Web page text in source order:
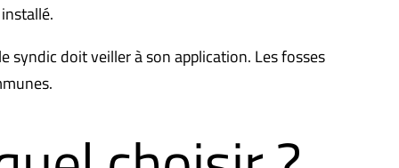
syndic doit veiller à son application. Les fosses